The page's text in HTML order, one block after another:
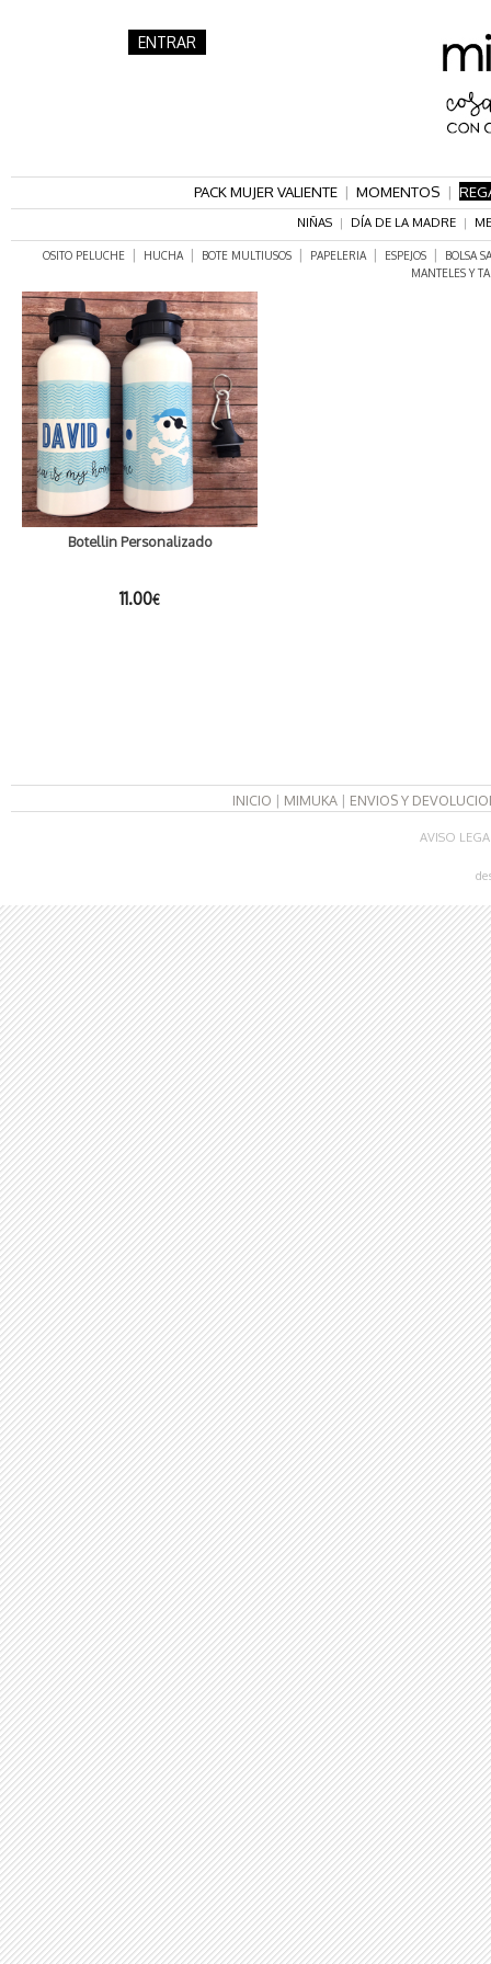
ENTRAR
PACK MUJER VALIENTE | MOMENTOS |
NIÑAS | DÍA DE LA MADRE |
OSITO PELUCHE | HUCHA | BOTE MULTIUSOS | PAPELERIA | ESPEJOS |
BOLSA
MANTELES Y
Botellin Personalizado
11.00€
INICIO | MIMUKA | ENVIOS Y
AVISO